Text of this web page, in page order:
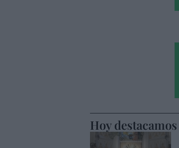
Hoy destacamos